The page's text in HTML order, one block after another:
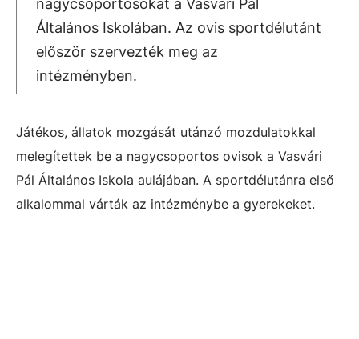
Általános Iskolában. Az ovis sportdélutánt
először szervezték meg az
intézményben.
Játékos, állatok mozgását utánzó mozdulatokkal
melegítettek be a nagycsoportos ovisok a Vasvári
Pál Általános Iskola aulájában. A sportdélutánra első
alkalommal várták az intézménybe a gyerekeket.